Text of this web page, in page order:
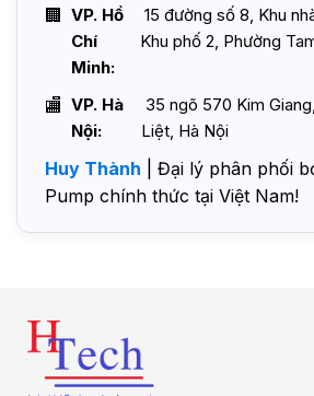
VP. Hồ
Chí
Minh:
15 đường số 8, Khu
Khu phố 2, Phường
VP. Hà
Nội:
35 ngõ 570 Kim
Liệt, Hà Nội
Huy Thành | Đại lý phân phối
Pump chính thức tại Việt Nam!